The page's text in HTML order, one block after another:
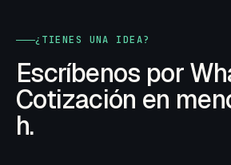
¿TIENES UNA IDEA?
Escríbenos por
Cotización en
h.